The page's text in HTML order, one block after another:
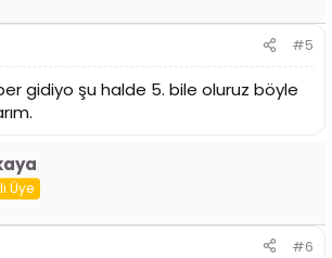
#5
gidiyo şu halde 5. bile oluruz böyle
Üye
#6